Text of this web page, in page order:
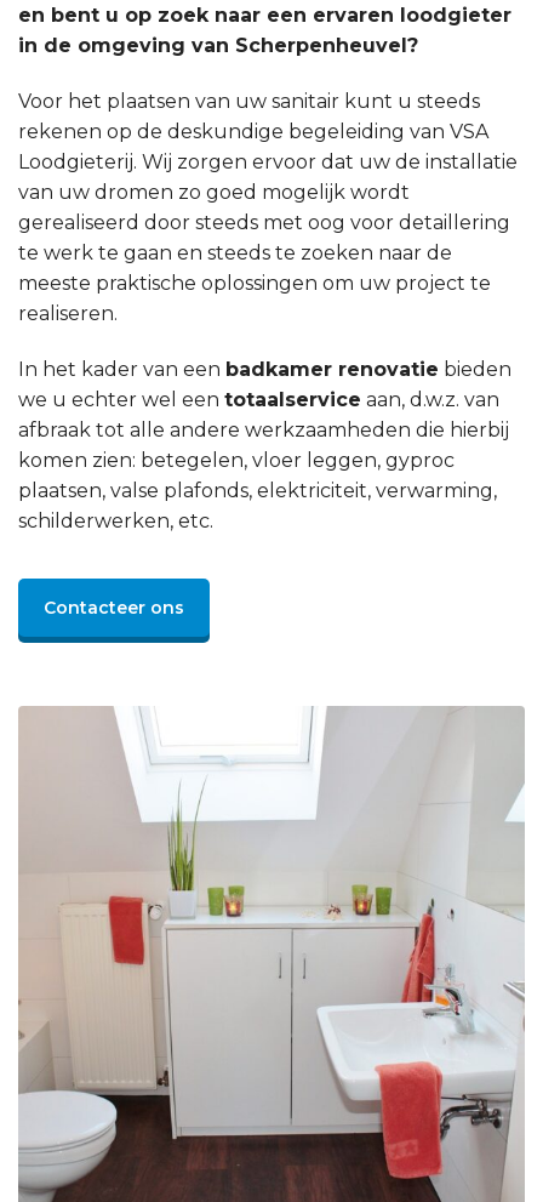
en bent u op zoek naar een ervaren loodgieter
in de omgeving van Scherpenheuvel?
Voor het plaatsen van uw sanitair kunt u steeds
rekenen op de deskundige begeleiding van VSA
Loodgieterij. Wij zorgen ervoor dat uw de installatie
van uw dromen zo goed mogelijk wordt
gerealiseerd door steeds met oog voor detaillering
te werk te gaan en steeds te zoeken naar de
meeste praktische oplossingen om uw project te
realiseren.
In het kader van een badkamer renovatie bieden
we u echter wel een totaalservice aan, d.w.z. van
afbraak tot alle andere werkzaamheden die hierbij
komen zien: betegelen, vloer leggen, gyproc
plaatsen, valse plafonds, elektriciteit, verwarming,
schilderwerken, etc.
Contacteer ons